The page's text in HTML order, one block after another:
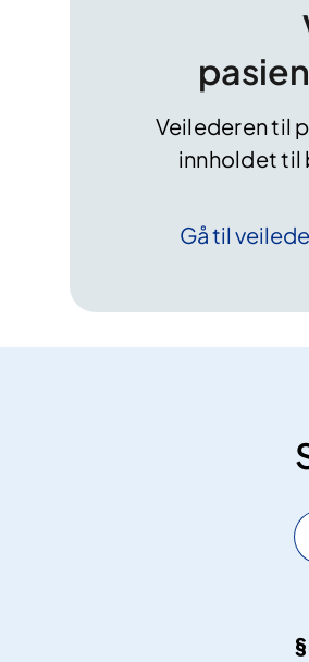
Veilederen til
innholdet til
Gå til
S
ø
5
§